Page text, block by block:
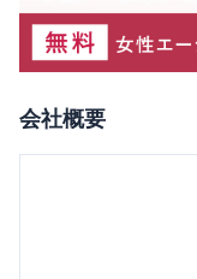
会社概要